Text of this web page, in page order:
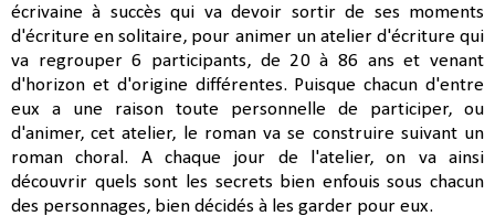
écrivaine à succès qui va devoir sortir de ses moments
d'écriture en solitaire, pour animer un atelier d'écriture qui
va regrouper 6 participants, de 20 à 86 ans et venant
d'horizon et d'origine différentes. Puisque chacun d'entre
eux a une raison toute personnelle de participer, ou
d'animer, cet atelier, le roman va se construire suivant un
roman choral. A chaque jour de l'atelier, on va ainsi
découvrir quels sont les secrets bien enfouis sous chacun
des personnages, bien décidés à les garder pour eux.